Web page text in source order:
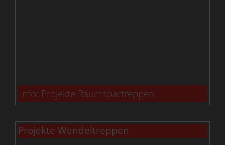
Info: Projekte Raumspartreppen
Projekte Wendeltreppen